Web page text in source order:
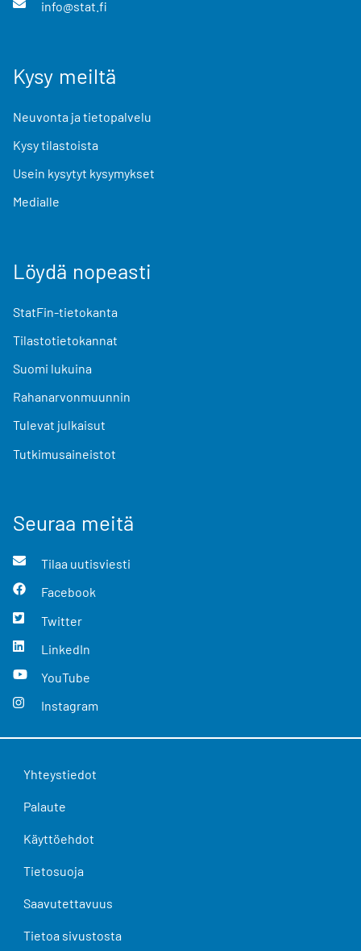
info@stat.fi
Kysy meiltä
Neuvonta ja tietopalvelu
Kysy tilastoista
Usein kysytyt kysymykset
Medialle
Löydä nopeasti
StatFin-tietokanta
Tilastotietokannat
Suomi lukuina
Rahanarvonmuunnin
Tulevat julkaisut
Tutkimusaineistot
Seuraa meitä
Tilaa uutisviesti
Facebook
Twitter
LinkedIn
YouTube
Instagram
Yhteystiedot
Palaute
Käyttöehdot
Tietosuoja
Saavutettavuus
Tietoa sivustosta